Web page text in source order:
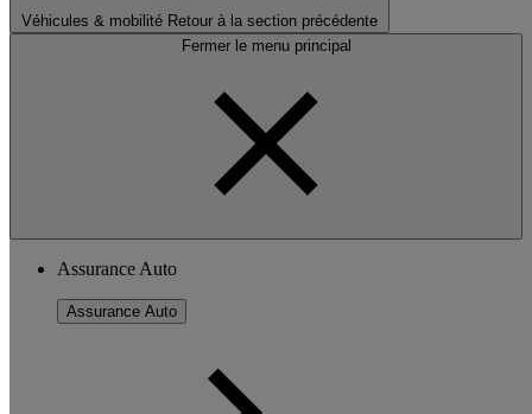
Véhicules & mobilité Retour à la section précédente
Fermer le menu principal
Assurance Auto
Assurance Auto